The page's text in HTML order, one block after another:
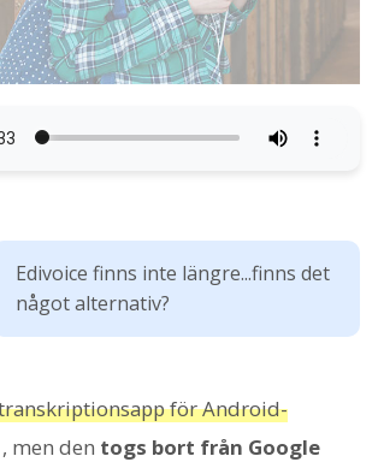
Edivoice finns inte längre...finns det
något alternativ?
för Android-
, men den togs bort från Google